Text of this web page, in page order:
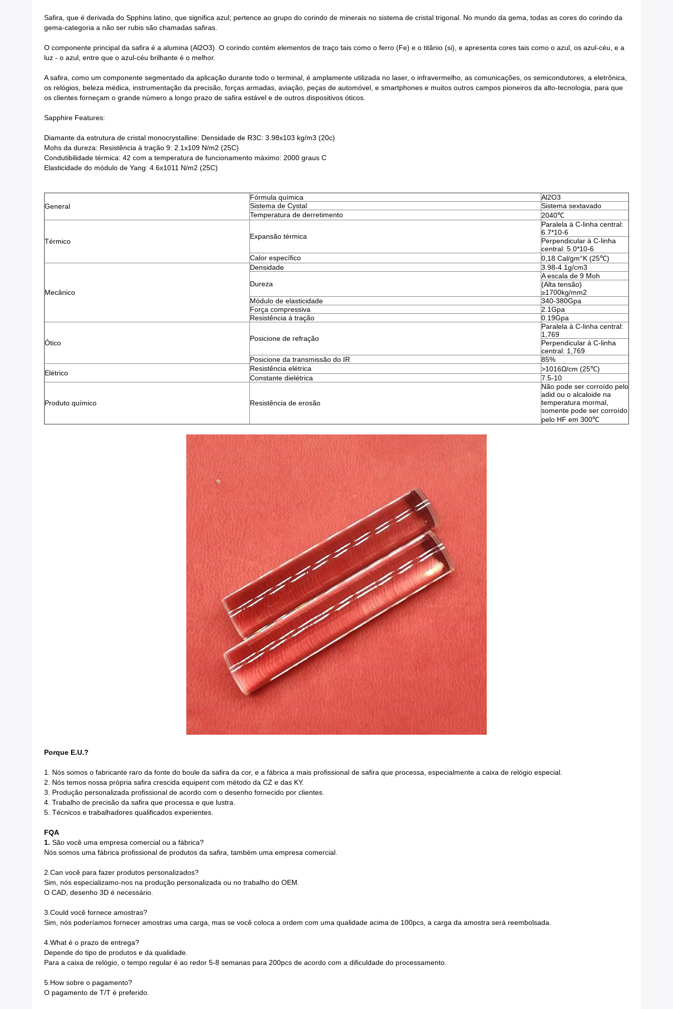
Safira, que é derivada do Spphins latino, que significa azul; pertence ao grupo do corindo de minerais no sistema de cristal trigonal. No mundo da gema, todas as cores do corindo da
gema-categoria a não ser rubis são chamadas safiras.
O componente principal da safira é a alumina (Al2O3). O corindo contém elementos de traço tais como o ferro (Fe) e o titânio (si), e apresenta cores tais como o azul, os azul-céu, e a
luz - o azul, entre que o azul-céu brilhante é o melhor.
A safira, como um componente segmentado da aplicação durante todo o terminal, é amplamente utilizada no laser, o infravermelho, as comunicações, os semicondutores, a eletrônica,
os relógios, beleza médica, instrumentação da precisão, forças armadas, aviação, peças de automóvel, e smartphones e muitos outros campos pioneiros da alto-tecnologia, para que
os clientes forneçam o grande número a longo prazo de safira estável e de outros dispositivos óticos.
Sapphire Features:
Diamante da estrutura de cristal monocrystalline: Densidade de R3C: 3.98x103 kg/m3 (20c)
Mohs da dureza: Resistência à tração 9: 2.1x109 N/m2 (25C)
Condutibilidade térmica: 42 com a temperatura de funcionamento máximo: 2000 graus C
Elasticidade do módulo de Yang: 4.6x1011 N/m2 (25C)
General
Fórmula química
Al2O3
Sistema de Cystal
Sistema sextavado
Temperatura de derretimento
2040℃
Térmico
Expansão térmica
Paralela à C-linha central:
6.7*10-6
Perpendicular à C-linha
central: 5.0*10-6
Calor específico
0,18 Cal/gm°K (25℃)
Mecânico
Densidade 3.98-4.1g/cm3
Dureza
A escala de 9 Moh
(Alta tensão)
≥1700kg/mm2
Módulo de elasticidade
340-380Gpa
Força compressiva
2.1Gpa
Resistência à tração
0.19Gpa
Ótico
Posicione de refração
Paralela à C-linha central:
1,769
Perpendicular à C-linha
central: 1,769
Posicione da transmissão do IR
85%
Elétrico
Resistência elétrica
>1016Ω/cm (25℃)
Constante dielétrica
7.5-10
Produto químico Resistência de erosão
Não pode ser corroído pelo
adid ou o alcaloide na
temperatura mormal,
somente pode ser corroído
pelo HF em 300℃
Porque E.U.?
1. Nós somos o fabricante raro da fonte do boule da safira da cor, e a fábrica a mais profissional de safira que processa, especialmente a caixa de relógio especial.
2. Nós temos nossa própria safira crescida equipent com método da CZ e das KY.
3. Produção personalizada profissional de acordo com o desenho fornecido por clientes.
4. Trabalho de precisão da safira que processa e que lustra.
5. Técnicos e trabalhadores qualificados experientes.
FQA
1. São você uma empresa comercial ou a fábrica?
Nós somos uma fábrica profissional de produtos da safira, também uma empresa comercial.
2.Can você para fazer produtos personalizados?
Sim, nós especializamo-nos na produção personalizada ou no trabalho do OEM.
O CAD, desenho 3D é necessário.
3.Could você fornece amostras?
Sim, nós poderíamos fornecer amostras uma carga, mas se você coloca a ordem com uma qualidade acima de 100pcs, a carga da amostra será reembolsada.
4.What é o prazo de entrega?
Depende do tipo de produtos e da qualidade.
Para a caixa de relógio, o tempo regular é ao redor 5-8 semanas para 200pcs de acordo com a dificuldade do processamento.
5.How sobre o pagamento?
O pagamento de T/T é preferido.